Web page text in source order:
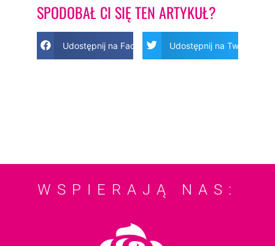
SPODOBAŁ CI SIĘ TEN ARTYKUŁ?
Udostępnij na Facebook Udostępnij na Twitter
WSPIERAJĄ NAS: